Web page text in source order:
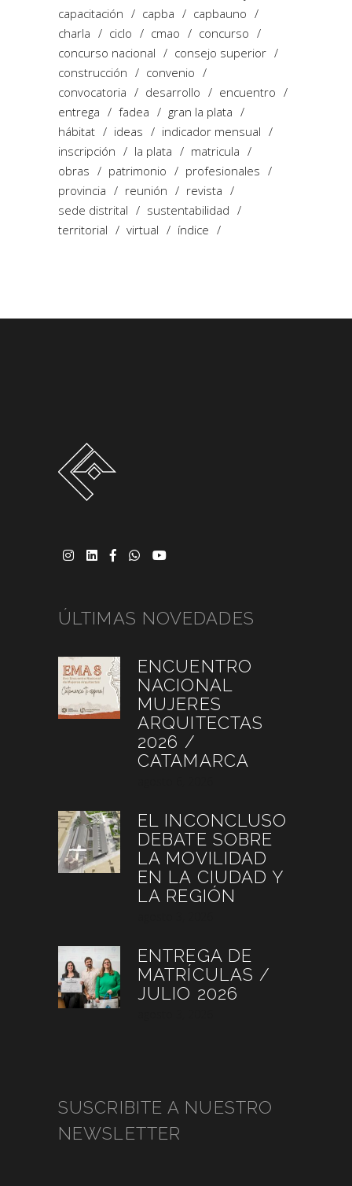
capacitación
capba
capbauno
charla
ciclo cmao
concurso
concurso nacional
consejo superior
construcción
convenio
convocatoria
desarrollo
encuentro
entrega
fadea
gran la plata
hábitat
ideas
indicador mensual
inscripción
la plata
matricula
obras
patrimonio
profesionales
provincia
reunión
revista
sede distrital
sustentabilidad
territorial
virtual índice
ÚLTIMAS NOVEDADES
ENCUENTRO
NACIONAL
MUJERES
ARQUITECTAS
2026 /
CATAMARCA
EL INCONCLUSO
DEBATE SOBRE
LA MOVILIDAD
EN LA CIUDAD Y
LA REGIÓN
ENTREGA DE
MATRÍCULAS /
JULIO 2026
SUSCRIBITE A NUESTRO
NEWSLETTER